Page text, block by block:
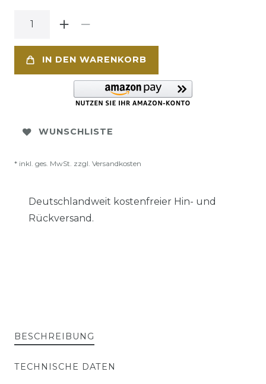
IN DEN WARENKORB
WUNSCHLISTE
* inkl. ges. MwSt. zzgl. Versandkosten
Deutschlandweit kostenfreier Hin- und
Rückversand.
BESCHREIBUNG
TECHNISCHE DATEN